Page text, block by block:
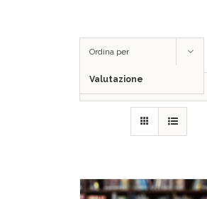
Ordina per
Valutazione